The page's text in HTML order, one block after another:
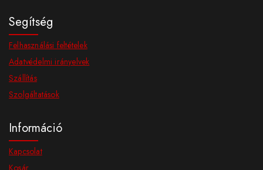
Segítség
Felhasználási feltételek
Adatvédelmi irányelvek
Szállítás
Szolgáltatások
Információ
Kapcsolat